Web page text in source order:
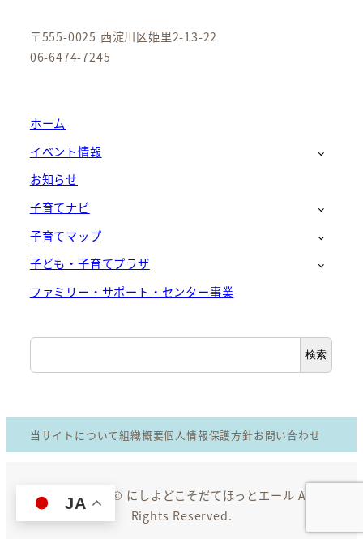
〒555-0025 西淀川区姫里2-13-22
06-6474-7245
ホーム
イベント情報
お知らせ
子育てナビ
子育てマップ
子ども・子育てプラザ
ファミリー・サポート・センター事業
検
索
検索
当サイトについて組織概要個人情報保護方針お問い合わせ
Copyright © にしよどこそだてほっとエール All
Rights Reserved.
JA